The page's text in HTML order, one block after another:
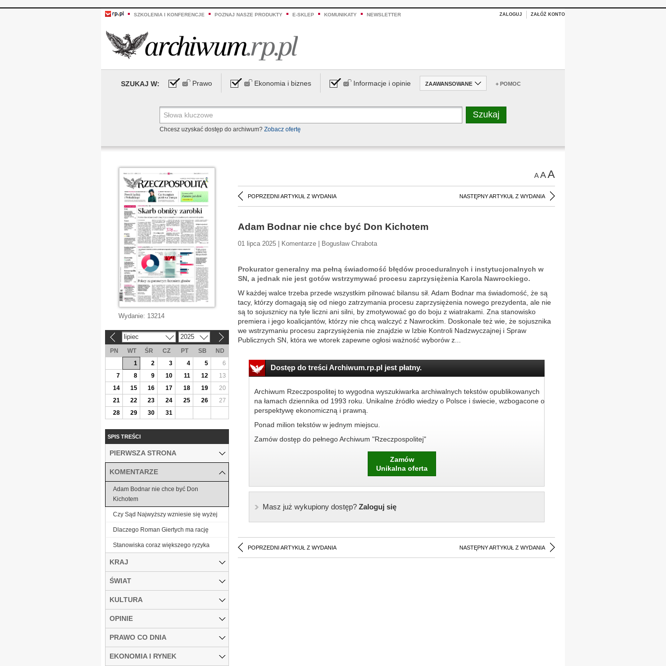
SZKOLENIA I KONFERENCJE POZNAJ NASZE PRODUKTY E-SKLEP KOMUNIKATY NEWSLETTER ZALOGUJ ZAŁÓŻ KONTO
SZUKAJ W: Prawo Ekonomia i biznes Informacje i opinie ZAAWANSOWANE + POMOC
Chcesz uzyskać dostęp do archiwum? Zobacz ofertę
AAA
POPRZEDNI ARTYKUŁ Z WYDANIA NASTĘPNY ARTYKUŁ Z WYDANIA
Adam Bodnar nie chce być Don Kichotem
01 lipca 2025 | Komentarze | Bogusław Chrabota
Prokurator generalny ma pełną świadomość błędów proceduralnych i instytucjonalnych w
SN, a jednak nie jest gotów wstrzymywać procesu zaprzysiężenia Karola Nawrockiego.
W każdej walce trzeba przede wszystkim pilnować bilansu sił. Adam Bodnar ma świadomość, że są
tacy, którzy domagają się od niego zatrzymania procesu zaprzysiężenia nowego prezydenta, ale nie
są to sojusznicy na tyle liczni ani silni, by zmotywować go do boju z wiatrakami. Zna stanowisko
premiera i jego koalicjantów, którzy nie chcą walczyć z Nawrockim. Doskonale też wie, że sojusznika
we wstrzymaniu procesu zaprzysiężenia nie znajdzie w Izbie Kontroli Nadzwyczajnej i Spraw
Publicznych SN, która we wtorek zapewne ogłosi ważność wyborów z...
Dostęp do treści Archiwum.rp.pl jest płatny.
Archiwum Rzeczpospolitej to wygodna wyszukiwarka archiwalnych tekstów opublikowanych
na łamach dziennika od 1993 roku. Unikalne źródło wiedzy o Polsce i świecie, wzbogacone o
perspektywę ekonomiczną i prawną.
Ponad milion tekstów w jednym miejscu.
Zamów dostęp do pełnego Archiwum "Rzeczpospolitej"
Zamów
Unikalna oferta
Masz już wykupiony dostęp?Zaloguj się
POPRZEDNI ARTYKUŁ Z WYDANIA NASTĘPNY ARTYKUŁ Z WYDANIA
Wydanie: 13214
lipiec 2025
PN WT ŚR CZ PT SB
ND
1
2 3 4 5
6
7
8 9 10 11 12
13
14
15 16 17 18 19
20
21
22 23 24 25 26
27
28
29 30 31
SPIS TREŚCI
PIERWSZA STRONA
KOMENTARZE
Adam Bodnar nie chce być Don
Kichotem
Czy Sąd Najwyższy wzniesie się wyżej
Dlaczego Roman Giertych ma rację
Stanowiska coraz większego ryzyka
KRAJ
ŚWIAT
KULTURA
OPINIE
PRAWO CO DNIA
EKONOMIA I RYNEK